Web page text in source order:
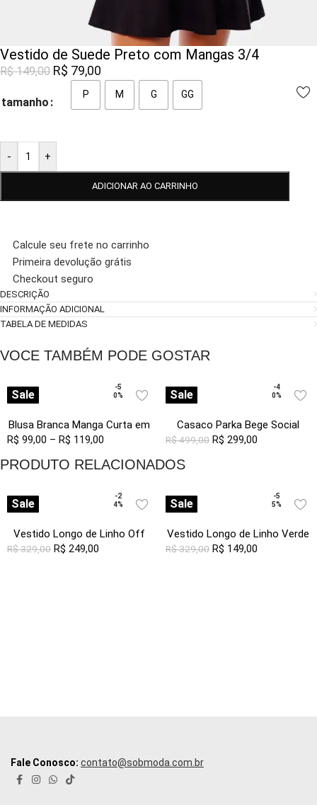
Vestido de Suede Preto com Mangas 3/4
R$149,00 R$ 79,00
tamanho
P M G GG
- +
ADICIONAR AO CARRINHO
Calcule seu frete no carrinho
Primeira devolução grátis
Checkout seguro
DESCRIÇÃO
INFORMAÇÃO ADICIONAL
TABELA DE MEDIDAS
VOCE TAMBÉM PODE GOSTAR
Sale
-5
0%
Blusa Branca Manga Curta em
Viscose com Linho Sob
R$ 99,00 – R$ 119,00
Sale
-4
0%
Casaco Parka Bege Social
Forrada com Capuz Sob
R$499,00 R$ 299,00
PRODUTO RELACIONADOS
Sale
-2
4%
Vestido Longo de Linho Off
White e Azul Solto com
R$329,00 R$ 249,00
Sale
-5
5%
Vestido Longo de Linho Verde
Gola V com Bolsos Sob
R$329,00 R$ 149,00
Fale Conosco: contato@sobmoda.com.br